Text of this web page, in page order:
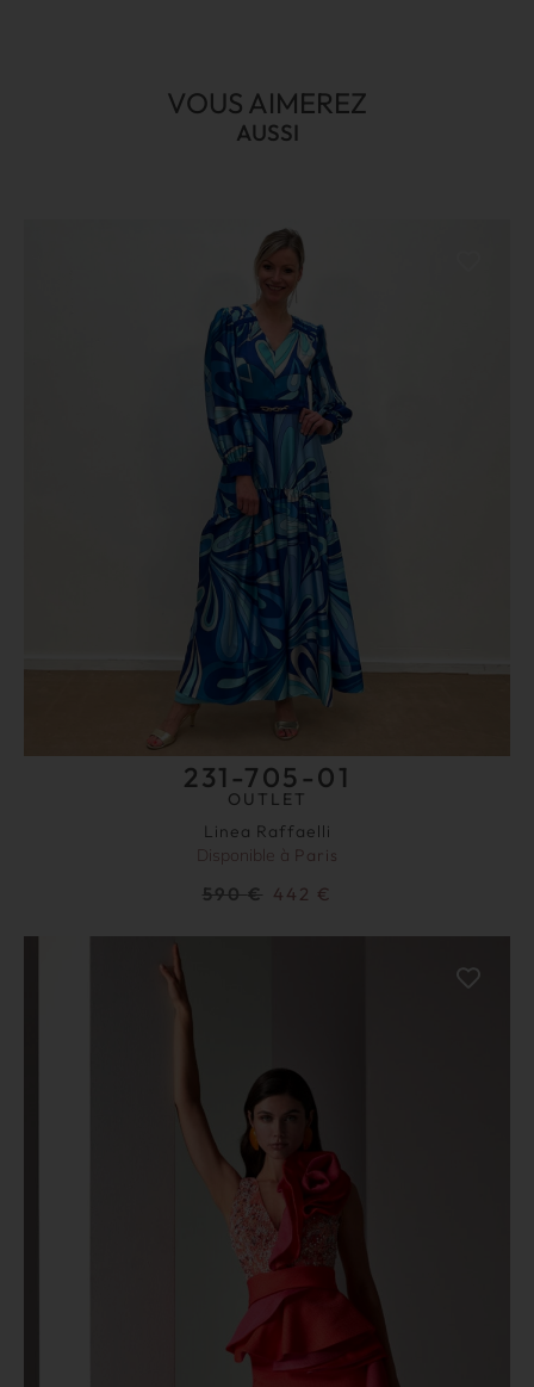
VOUS AIMEREZ
AUSSI
231-705-01
OUTLET
Linea Raffaelli
Disponible à Paris
590€ 442 €